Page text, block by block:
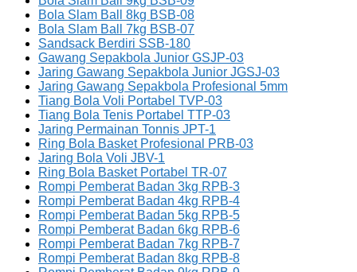
Bola Slam Ball 8kg BSB-08
Bola Slam Ball 7kg BSB-07
Sandsack Berdiri SSB-180
Gawang Sepakbola Junior GSJP-03
Jaring Gawang Sepakbola Junior JGSJ-03
Jaring Gawang Sepakbola Profesional 5mm
Tiang Bola Voli Portabel TVP-03
Tiang Bola Tenis Portabel TTP-03
Jaring Permainan Tonnis JPT-1
Ring Bola Basket Profesional PRB-03
Jaring Bola Voli JBV-1
Ring Bola Basket Portabel TR-07
Rompi Pemberat Badan 3kg RPB-3
Rompi Pemberat Badan 4kg RPB-4
Rompi Pemberat Badan 5kg RPB-5
Rompi Pemberat Badan 6kg RPB-6
Rompi Pemberat Badan 7kg RPB-7
Rompi Pemberat Badan 8kg RPB-8